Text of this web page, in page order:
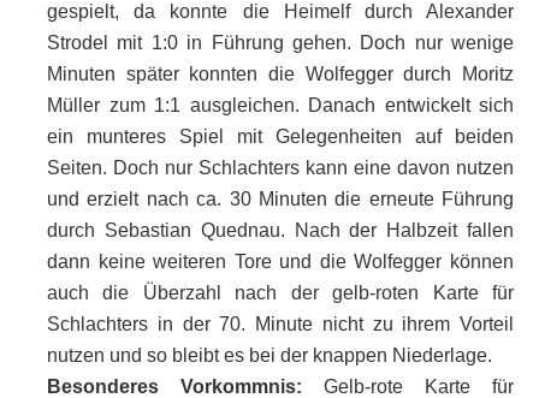
gespielt, da konnte die Heimelf durch Alexander
Strodel mit 1:0 in Führung gehen. Doch nur wenige
Minuten später konnten die Wolfegger durch Moritz
Müller zum 1:1 ausgleichen. Danach entwickelt sich
ein munteres Spiel mit Gelegenheiten auf beiden
Seiten. Doch nur Schlachters kann eine davon nutzen
und erzielt nach ca. 30 Minuten die erneute Führung
durch Sebastian Quednau. Nach der Halbzeit fallen
dann keine weiteren Tore und die Wolfegger können
auch die Überzahl nach der gelb-roten Karte für
Schlachters in der 70. Minute nicht zu ihrem Vorteil
nutzen und so bleibt es bei der knappen Niederlage.
Besonderes Vorkommnis: Gelb-rote Karte für